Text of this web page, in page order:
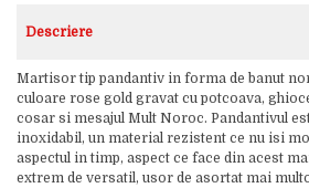
Descriere
Martisor tip pandantiv in forma de banut
culoare rose gold gravat cu potcoava,
cosar si mesajul Mult Noroc. Pandantivul
inoxidabil, un material rezistent ce nu isi
aspectul in timp, aspect ce face din acest
extrem de versatil, usor de asortat mai